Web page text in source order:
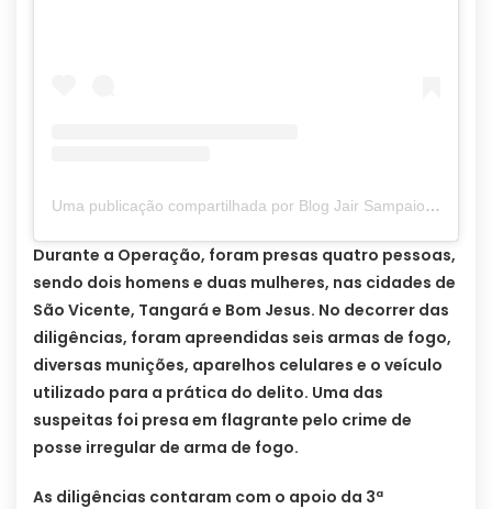
Uma publicação compartilhada por Blog Jair Sampaio – reserva (@blogjairsampaio.oficial)
Durante a Operação, foram presas quatro pessoas,
sendo dois homens e duas mulheres, nas cidades de
São Vicente, Tangará e Bom Jesus. No decorrer das
diligências, foram apreendidas seis armas de fogo,
diversas munições, aparelhos celulares e o veículo
utilizado para a prática do delito. Uma das
suspeitas foi presa em flagrante pelo crime de
posse irregular de arma de fogo.
As diligências contaram com o apoio da 3ª